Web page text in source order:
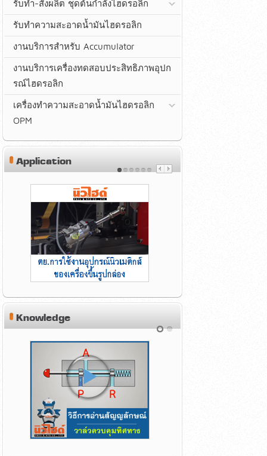
รับทำ-สั่งผลิต ชุดต้นกำลังไฮดรอลิก
รับทำความสะอาดน้ำมันไฮดรอลิก
งานบริการสำหรับ Accumulator
งานบริการเครื่องทดสอบประสิทธิภาพอุปก
รณ์ไฮดรอลิก
เครื่องทำความสะอาดน้ำมันไฮดรอลิก
OPM
Application
Knowledge